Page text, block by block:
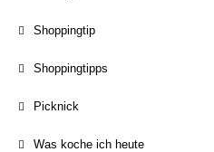
Shoppingtip
Shoppingtipps
Picknick
Was koche ich heute